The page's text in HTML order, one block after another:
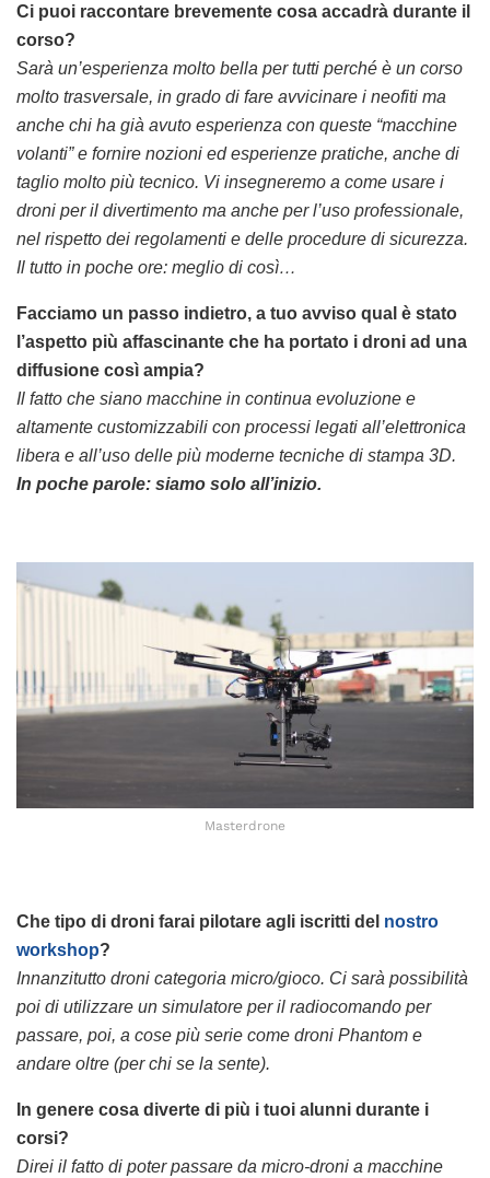
Ci puoi raccontare brevemente cosa accadrà durante il
corso?
Sarà un’esperienza molto bella per tutti perché è un corso
molto trasversale, in grado di fare avvicinare i neofiti ma
anche chi ha già avuto esperienza con queste “macchine
volanti” e fornire nozioni ed esperienze pratiche, anche di
taglio molto più tecnico. Vi insegneremo a come usare i
droni per il divertimento ma anche per l’uso professionale,
nel rispetto dei regolamenti e delle procedure di sicurezza.
Il tutto in poche ore: meglio di così…
Facciamo un passo indietro, a tuo avviso qual è stato
l’aspetto più affascinante che ha portato i droni ad una
diffusione così ampia?
Il fatto che siano macchine in continua evoluzione e
altamente customizzabili con processi legati all’elettronica
libera e all’uso delle più moderne tecniche di stampa 3D.
In poche parole: siamo solo all’inizio.
Masterdrone
Che tipo di droni farai pilotare agli iscritti del nostro
workshop?
Innanzitutto droni categoria micro/gioco. Ci sarà possibilità
poi di utilizzare un simulatore per il radiocomando per
passare, poi, a cose più serie come droni Phantom e
andare oltre (per chi se la sente).
In genere cosa diverte di più i tuoi alunni durante i
corsi?
Direi il fatto di poter passare da micro-droni a macchine